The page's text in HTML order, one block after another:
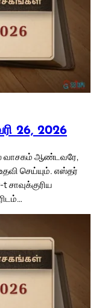
26, 2026
வாசகம் ஆண்டவரே,
செய்யும். எஸ்தர்
சாவுக்குரிய